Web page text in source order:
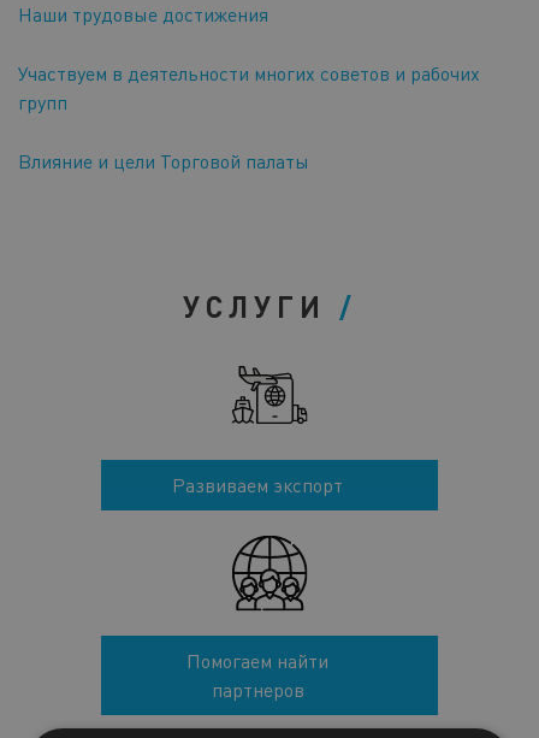
Наши трудовые достижения
Участвуем в деятельности многих советов и рабочих
групп
Влияние и цели Торговой палаты
УСЛУГИ
Развиваем экспорт
Помогаем найти
партнеров